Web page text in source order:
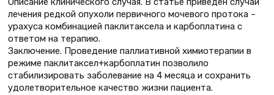
лечения редкой опухоли первичного мочевого протока –
урахуса комбинацией паклитаксела и карбоплатина с
ответом на терапию.
Заключение. Проведение паллиативной химиотерапии в
режиме паклитаксел+карбоплатин позволило
стабилизировать заболевание на 4 месяца и сохранить
удолетворительное качество жизни пациента.